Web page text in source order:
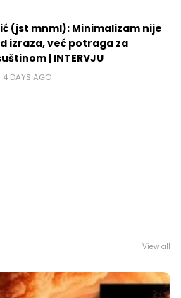
(jst mnml): Minimalizam nije
izraza, već potraga za
| INTERVJU
4 DAYS AGO
View all